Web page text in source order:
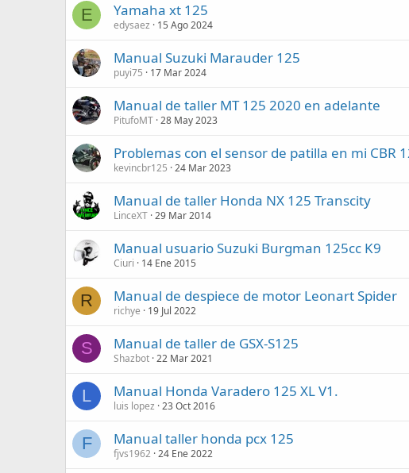
E Yamaha xt 125
edysaez 15 Ago 2024
Manual Suzuki Marauder 125
puyi75 17 Mar 2024
Manual de taller MT 125 2020 en adelante
PitufoMT 28 May 2023
Problemas con el sensor de patilla en mi CBR
kevincbr125 24 Mar 2023
Manual de taller Honda NX 125 Transcity
LinceXT 29 Mar 2014
Manual usuario Suzuki Burgman 125cc K9
Ciuri 14 Ene 2015
R Manual de despiece de motor Leonart Spider
richye 19 Jul 2022
S Manual de taller de GSX-S125
Shazbot 22 Mar 2021
L Manual Honda Varadero 125 XL V1.
luis lopez 23 Oct 2016
F Manual taller honda pcx 125
fjvs1962 24 Ene 2022